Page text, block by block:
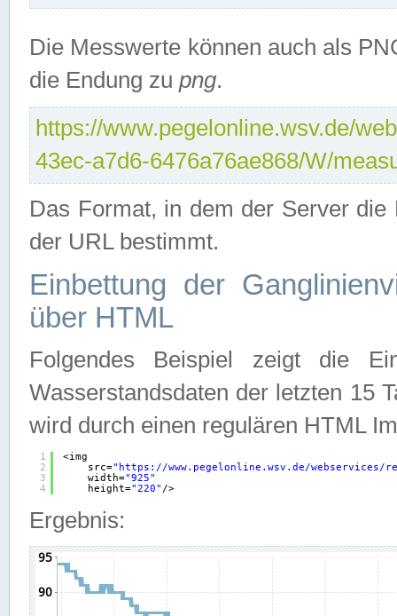
Die Messwerte können auch als
die Endung zu png.
https://www.pegelonline.wsv.de/
43ec-a7d6-6476a76ae868/W/
Das Format, in dem der Server
der URL bestimmt.
Einbettung der
über HTML
Folgendes Beispiel zeigt die
Wasserstandsdaten der letzten 15
wird durch einen regulären HTML
1
2
3
4
<img
src=" https://www.pegelonline.wsv.de/webservices/
width="925"
height="220" />
Ergebnis: